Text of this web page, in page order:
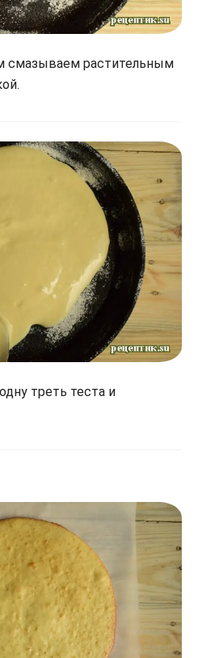
смазываем растительным
треть теста и